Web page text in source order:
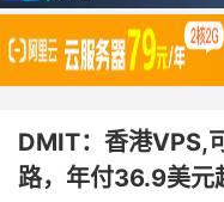
DMIT：香港VPS,
路，年付36.9美元